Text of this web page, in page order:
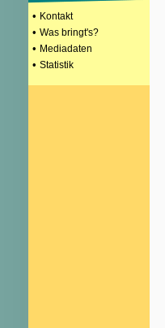
• Kontakt
• Was bringt's?
• Mediadaten
• Statistik